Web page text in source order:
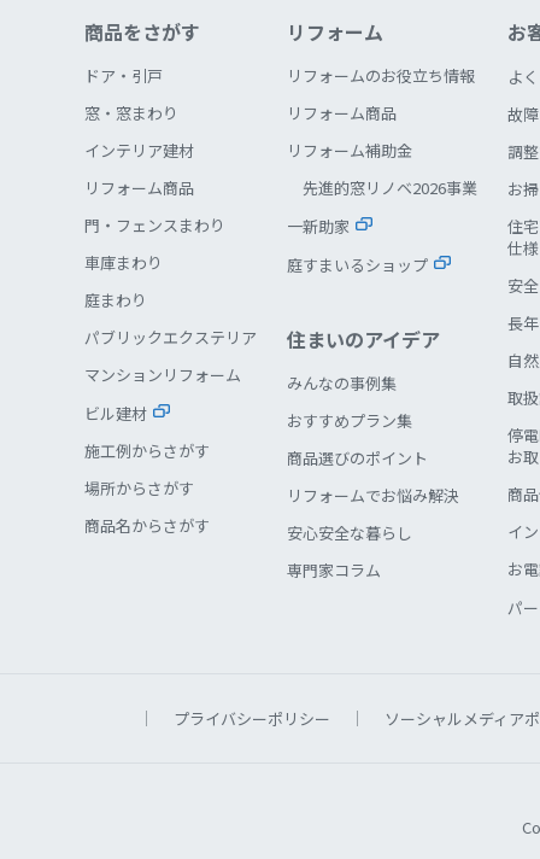
商品をさがす
ドア・引戸
窓・窓まわり
インテリア建材
リフォーム商品
門・フェンスまわり
車庫まわり
庭まわり
パブリックエクステリア
マンションリフォーム
ビル建材
施工例からさがす
場所からさがす
商品名からさがす
リフォーム
リフォームのお役立ち情報
リフォーム商品
リフォーム補助金
先進的窓リノベ2026事業
一新助家
庭すまいるショップ
住まいのアイデア
みんなの事例集
おすすめプラン集
商品選びのポイント
リフォームでお悩み解決
安心安全な暮らし
専門家コラム
お
よ
故
調
お
住
仕
安
長
自
取
停
お
商
イ
お
パ
プライバシーポリシー ソーシャルメディア